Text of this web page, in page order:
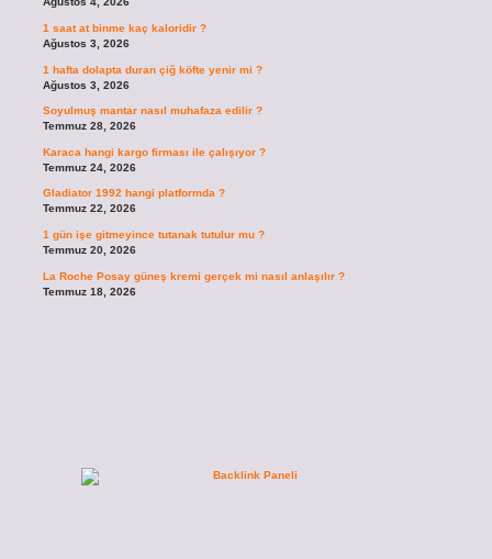
1 saat at binme kaç kaloridir ?
Ağustos 3, 2026
1 hafta dolapta duran çiğ köfte yenir mi ?
Ağustos 3, 2026
Soyulmuş mantar nasıl muhafaza edilir ?
Temmuz 28, 2026
Karaca hangi kargo firması ile çalışıyor ?
Temmuz 24, 2026
Gladiator 1992 hangi platformda ?
Temmuz 22, 2026
1 gün işe gitmeyince tutanak tutulur mu ?
Temmuz 20, 2026
La Roche Posay güneş kremi gerçek mi nasıl anlaşılır ?
Temmuz 18, 2026